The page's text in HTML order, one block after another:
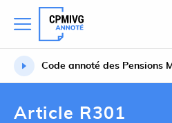
Code annoté des Pensions
Article R301